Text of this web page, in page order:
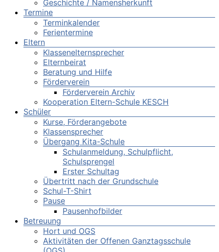
Geschichte / Namensherkunft
Termine
Terminkalender
Ferientermine
Eltern
Klassenelternsprecher
Elternbeirat
Beratung und Hilfe
Förderverein
Förderverein Archiv
Kooperation Eltern-Schule KESCH
Schüler
Kurse, Förderangebote
Klassensprecher
Übergang Kita-Schule
Schulanmeldung, Schulpflicht,
Schulsprengel
Erster Schultag
Übertritt nach der Grundschule
Schul-T-Shirt
Pause
Pausenhofbilder
Betreuung
Hort und OGS
Aktivitäten der Offenen Ganztagsschule